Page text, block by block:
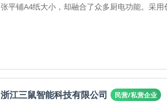
张平铺A4纸大小，却融合了众多厨电功能。采
浙江三鼠智能科技有限公司 民营/私营企业